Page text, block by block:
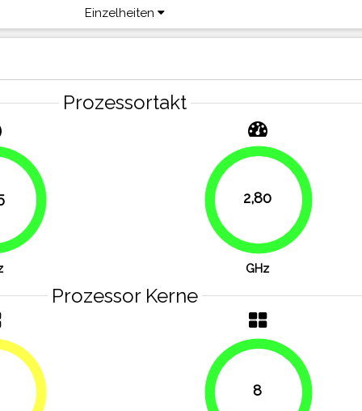
Einzelheiten
Prozessortakt
83.9%
2,80
100%
GHz
Prozessor Kerne
8
100%